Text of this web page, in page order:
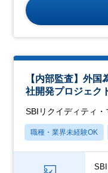
【内部監査】外
社開発プロジェク
SBIリクイディティ
職種・業界未経験OK